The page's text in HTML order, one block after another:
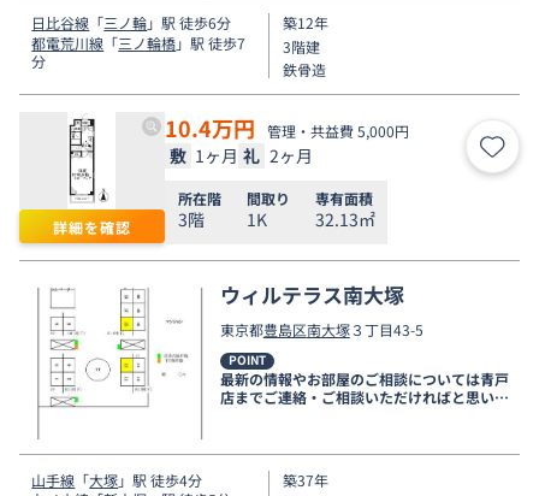
日比谷線 「三ノ輪」駅 徒歩6分
都電荒川線 「三ノ輪橋」駅 徒歩7
分
築12年
3階建
鉄骨造
詳細を確認
10.4万円 管理・共益費 5,000円
敷 1ヶ月 礼 2ヶ月 お気
所在階
3階
間取り
1K
専有面積
32.13㎡
ウィルテラス南大塚
東京都豊島区南大塚３丁目43-5
POINT
最新の情報やお部屋のご相談については青戸
店までご連絡・ご相談いただければと思いま
山手線 「大塚」駅 徒歩4分
築37年